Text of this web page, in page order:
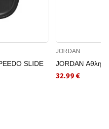
SLIDE
JORDAN
JORDAN
32.99 €